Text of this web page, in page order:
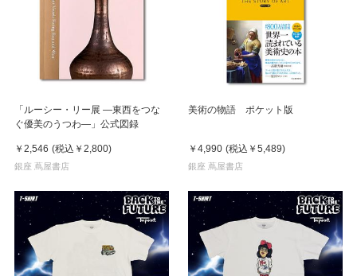
「ルーシー・リー展 ―東西をつな
ぐ優美のうつわ―」公式図録
￥2,546 (税込 ￥2,800)
銀座 蔦屋書店
美術の物語 ポケット版
￥4,990 (税込 ￥5,489)
銀座 蔦屋書店